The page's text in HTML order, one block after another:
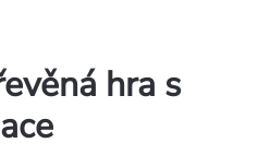
hra s